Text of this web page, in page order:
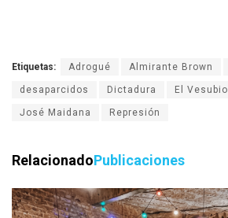
Etiquetas: Adrogué Almirante Brown
desaparcidos Dictadura El Vesubio
José Maidana Represión
RelacionadoPublicaciones